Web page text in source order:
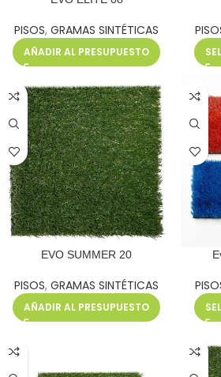
PISOS, GRAMAS SINTÉTICAS
AÑADIR AL PRESUPUESTO
EVO SUMMER 20
PISOS, GRAMAS SINTÉTICAS
AÑADIR AL PRESUPUESTO